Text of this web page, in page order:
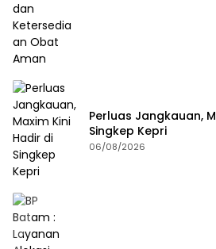
Perluas Jangkauan,
Singkep Kepri
06/08/2026